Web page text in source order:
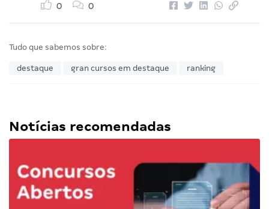
0 0
Tudo que sabemos sobre:
destaque gran cursos em destaque ranking
Notícias recomendadas